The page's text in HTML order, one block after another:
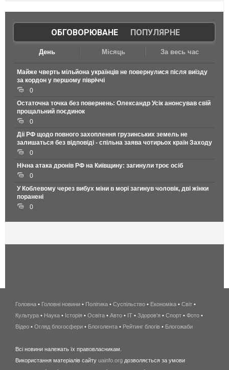
ОБГОВОРЮВАНЕ| ПОПУЛЯРНЕ
День Місяць За весь час
Майже чверть мільйона українців не повернулися після виїзду
за кордон у першому півріччі
0
Остаточна точка без повернень: Олександр Усік анонсував свій
прощальний поєдинок
0
Дії РФ щодо повного захоплення грузинських земель не
залишаться без відповіді - спільна заява чотирьох країн Заходу
0
Нічна атака дронів РФ на Київщину: загинули троє осіб
0
У Коблевому через вибух міни в морі загинув чоловік, дві жінки
поранені
0
беспроводной
интернет
киев
wimax
Головна • Головні новини • Політика • Суспільство • Економіка • Світ •
Культура • Наука • Історія • Освіта • Авто • IT • Здоров'я • Спорт • Фото •
Відео • Огляд блогосфери • Блоголента • Рейтинг блогів • Блогожаби
Всі новини належать їх правовласникам.
Використання матеріалів сайту uainfo.org дозволяється за умови